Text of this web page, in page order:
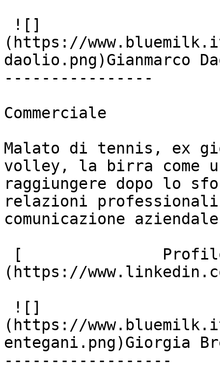
(https://
daolio.png)Gianmarco
----------------
Commerciale
Malato di tennis, ex
volley, la birra come
raggiungere dopo lo
relazioni
comunicazione
(https://
(https://
entegani.png)Giorgia
------------------